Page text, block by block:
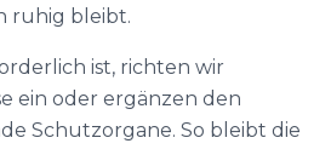
ruhig bleibt.
ist, richten wir
ein oder ergänzen den
Schutzorgane. So bleibt die